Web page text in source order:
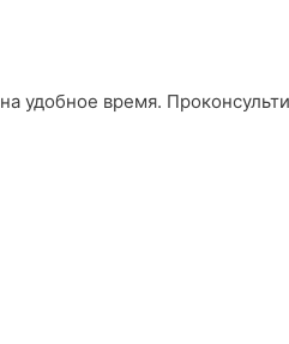
время.